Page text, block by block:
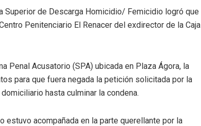
de Descarga Homicidio/ Femicidio logró que
Penitenciario El Renacer del exdirector de la Caja
Penal Acusatorio (SPA) ubicada en Plaza Ágora, la
para que fuera negada la petición solicitada por la
hasta culminar la condena.
acompañada en la parte querellante por la